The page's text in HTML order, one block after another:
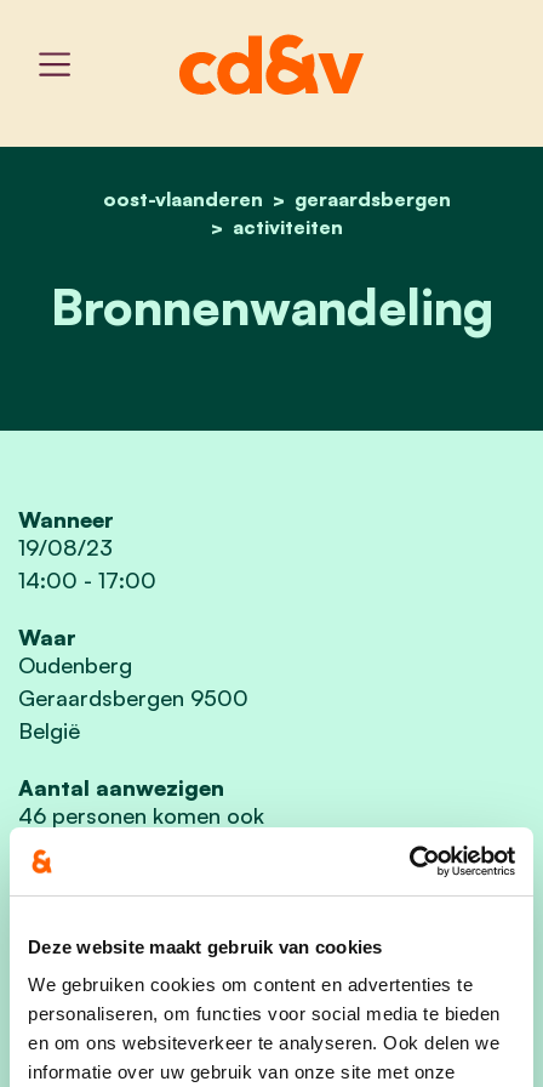
Deze website maakt gebruik van cookies
We gebruiken cookies om content en advertenties te
personaliseren, om functies voor social media te bieden
en om ons websiteverkeer te analyseren. Ook delen we
informatie over uw gebruik van onze site met onze
home
oost-vlaanderen
geraardsbergen
activiteiten
bronnenwandeling
Bronnenwandeling
Wanneer
19/08/23
14:00 - 17:00
Waar
Oudenberg
Geraardsbergen 9500
België
Aantal aanwezigen
46 personen komen ook
Deel dit evenement
Duik in de geschiedenis van het